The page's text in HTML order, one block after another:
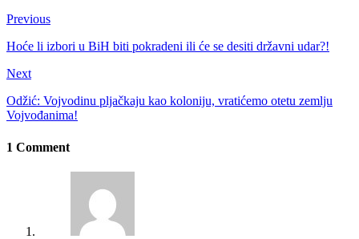
Previous
Hoće li izbori u BiH biti pokradeni ili će se desiti državni udar?!
Next
Odžić: Vojvodinu pljačkaju kao koloniju, vratićemo otetu zemlju
Vojvođanima!
1 Comment